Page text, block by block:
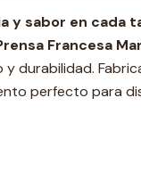
y sabor en cada
Francesa
durabilidad.
perfecto para